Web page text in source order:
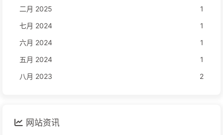
二月 2025
1
七月 2024
1
六月 2024
1
五月 2024
1
八月 2023
2
网站资讯